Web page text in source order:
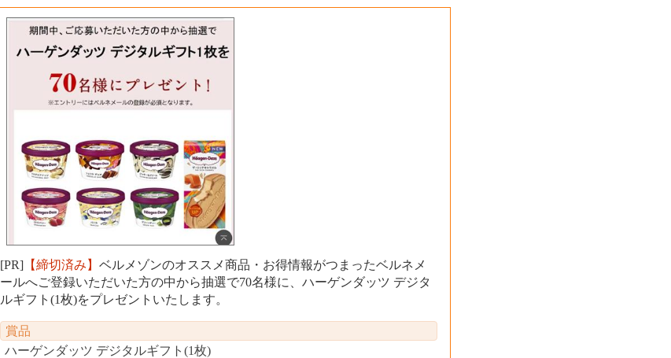
[PR] 【締切済み】 ベルメゾンのオススメ商品・お得情報がつまったベルネメ
ールへご登録いただいた方の中から抽選で70名様に、ハーゲンダッツ デジタ
ルギフト(1枚)をプレゼントいたします。
賞品
ハーゲンダッツ デジタルギフト(1枚)